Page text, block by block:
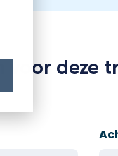
voor deze